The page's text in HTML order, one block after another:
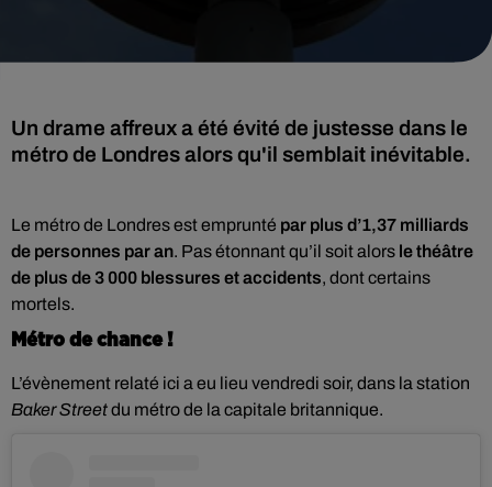
Un drame affreux a été évité de justesse dans le
métro de Londres alors qu'il semblait inévitable.
Le métro de Londres est emprunté par plus d’1,37 milliards
de personnes par an. Pas étonnant qu’il soit alors le théâtre
de plus de 3 000 blessures et accidents, dont certains
mortels.
Métro de chance !
L’évènement relaté ici a eu lieu vendredi soir, dans la station
Baker Streetdu métro de la capitale britannique.